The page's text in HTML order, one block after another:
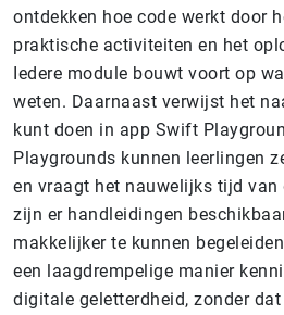
ontdekken hoe code werkt door
praktische activiteiten en het
Iedere module bouwt voort op
weten. Daarnaast verwijst het
kunt doen in app Swift
Playgrounds kunnen leerlingen
en vraagt het nauwelijks tijd van
zijn er handleidingen
makkelijker te kunnen
een laagdrempelige manier
digitale geletterdheid, zonder